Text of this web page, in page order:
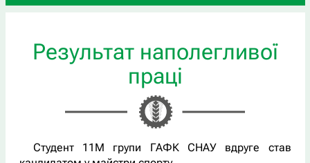
Результат наполегливої
праці
Студент 11М групи ГАФК СНАУ вдруге став